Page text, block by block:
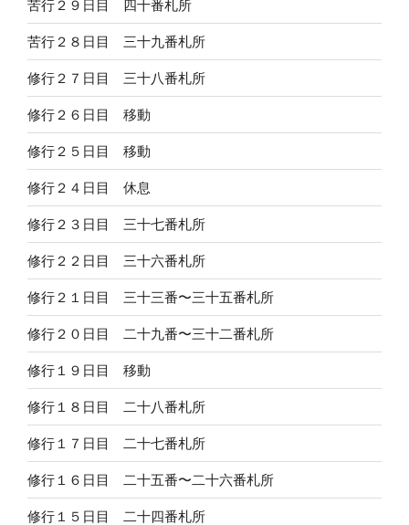
苦行２９日目 四十番札所
苦行２８日目 三十九番札所
修行２７日目 三十八番札所
修行２６日目 移動
修行２５日目 移動
修行２４日目 休息
修行２３日目 三十七番札所
修行２２日目 三十六番札所
修行２１日目 三十三番〜三十五番札所
修行２０日目 二十九番〜三十二番札所
修行１９日目 移動
修行１８日目 二十八番札所
修行１７日目 二十七番札所
修行１６日目 二十五番〜二十六番札所
修行１５日目 二十四番札所